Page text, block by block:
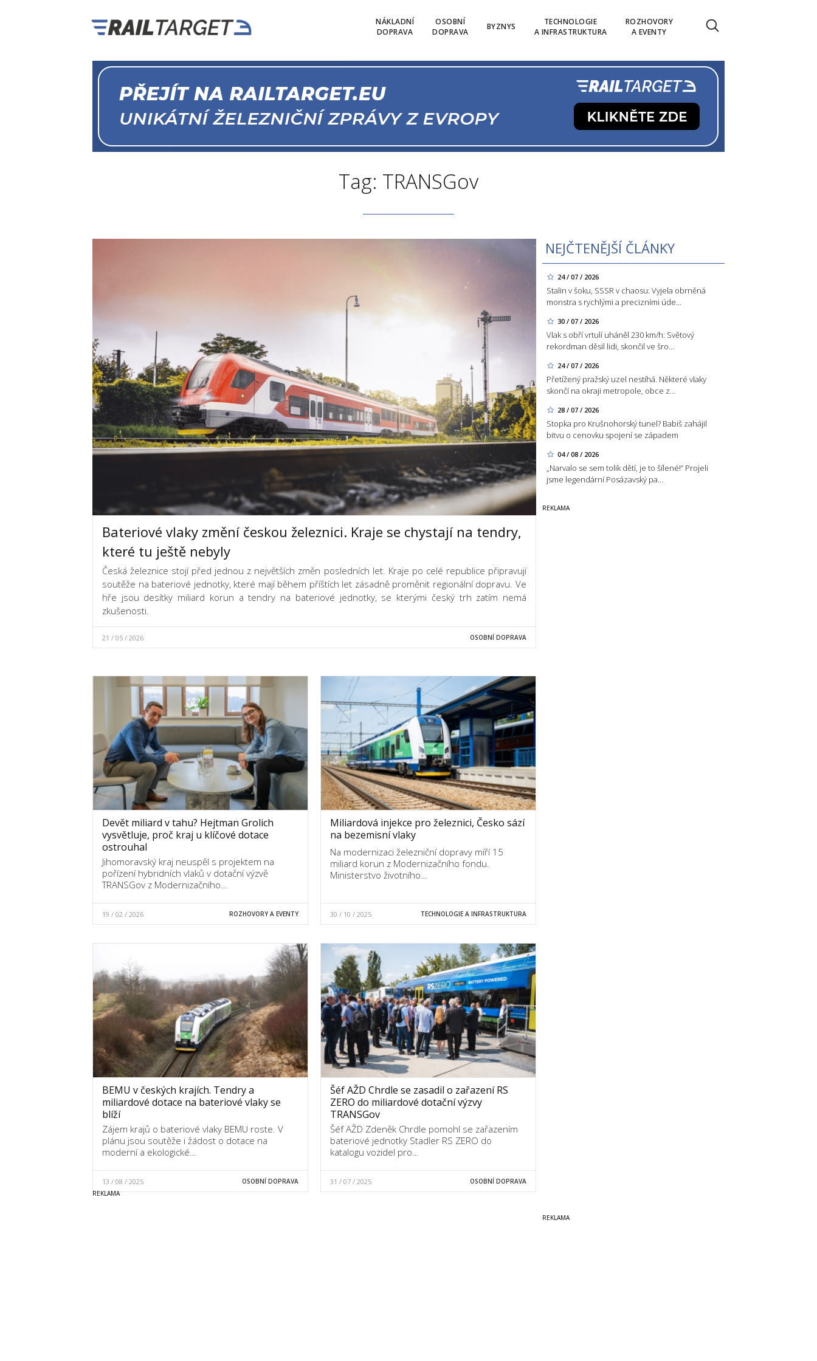
NÁKLADNÍ
DOPRAVA
OSOBNÍ
DOPRAVA
BYZNYS
TECHNOLOGIE
A INFRASTRUKTURA
ROZHOVORY
A EVENTY
Tag: TRANSGov
NEJČTENĚJŠÍ ČLÁNKY
24 / 07 / 2026
Stalin v šoku, SSSR v chaosu: Vyjela obrněná
monstra s rychlými a precizními úde…
30 / 07 / 2026
Vlak s obří vrtulí uháněl 230 km/h: Světový
rekordman děsil lidi, skončil ve šro…
24 / 07 / 2026
Přetížený pražský uzel nestíhá. Některé vlaky
skončí na okraji metropole, obce z…
28 / 07 / 2026
Stopka pro Krušnohorský tunel? Babiš zahájil
bitvu o cenovku spojení se západem
04 / 08 / 2026
„Narvalo se sem tolik dětí, je to šílené!“ Projeli
jsme legendární Posázavský pa…
Bateriové vlaky změní českou železnici. Kraje se chystají na tendry,
které tu ještě nebyly
Česká železnice stojí před jednou z největších změn posledních let. Kraje po celé republice připravují
soutěže na bateriové jednotky, které mají během příštích let zásadně proměnit regionální dopravu. Ve
hře jsou desítky miliard korun a tendry na bateriové jednotky, se kterými český trh zatím nemá
zkušenosti.
21 / 05 / 2026 OSOBNÍ DOPRAVA
Devět miliard v tahu? Hejtman Grolich
vysvětluje, proč kraj u klíčové dotace
ostrouhal
Jihomoravský kraj neuspěl s projektem na
pořízení hybridních vlaků v dotační výzvě
TRANSGov z Modernizačního…
19 / 02 / 2026 ROZHOVORY A EVENTY
Miliardová injekce pro železnici, Česko sází
na bezemisní vlaky
Na modernizaci železniční dopravy míří 15
miliard korun z Modernizačního fondu.
Ministerstvo životního…
30 / 10 / 2025 TECHNOLOGIE A INFRASTRUKTURA
BEMU v českých krajích. Tendry a
miliardové dotace na bateriové vlaky se
blíží
Zájem krajů o bateriové vlaky BEMU roste. V
plánu jsou soutěže i žádost o dotace na
moderní a ekologické…
13 / 08 / 2025 OSOBNÍ DOPRAVA
Šéf AŽD Chrdle se zasadil o zařazení RS
ZERO do miliardové dotační výzvy
TRANSGov
Šéf AŽD Zdeněk Chrdle pomohl se zařazením
bateriové jednotky Stadler RS ZERO do
katalogu vozidel pro…
31 / 07 / 2025 OSOBNÍ DOPRAVA